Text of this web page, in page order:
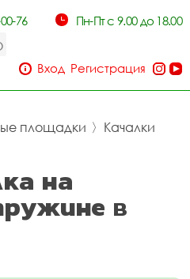
76 Пн-Пт с 9.00 до 18.00
Вход Регистрация
площадки 〉 Качалки
на
в